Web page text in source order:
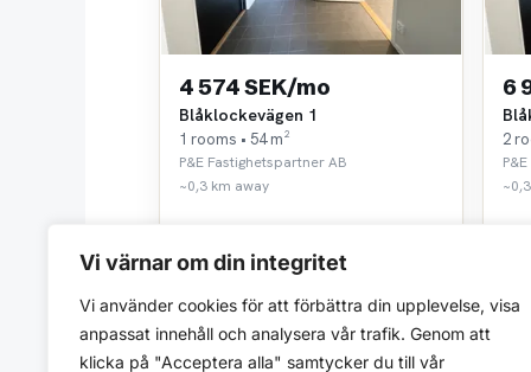
Vi värnar om din integritet
Vi använder cookies för att förbättra din upplevelse, visa
anpassat innehåll och analysera vår trafik. Genom att
klicka på "Acceptera alla" samtycker du till vår
4 574 SEK/mo
Blåklockevägen 1
1 rooms • 54 m²
P&E Fastighetspartner AB
~0,3 km away
6
2